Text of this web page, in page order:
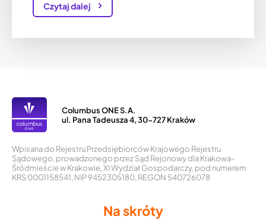
Czytaj dalej
Columbus ONE S.A.
ul. Pana Tadeusza 4, 30-727 Kraków
Wpisana do Rejestru Przedsiębiorców Krajowego Rejestru
Sądowego, prowadzonego przez Sąd Rejonowy dla Krakowa-
Śródmieście w Krakowie, XI Wydział Gospodarczy, pod numerem
KRS 0001158541, NIP 9452305180, REGON 540726078
Na skróty